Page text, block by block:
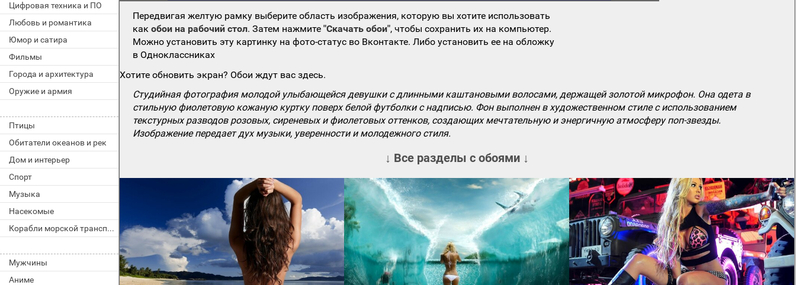
Цифровая техника и ПО
Любовь и романтика
Юмор и сатира
Фильмы
Города и архитектура
Оружие и армия
Птицы
Обитатели океанов и рек
Дом и интерьер
Спорт
Музыка
Насекомые
Корабли морской транспорт
Мужчины
Аниме
Передвигая желтую рамку выберите область изображения, которую вы хотите использовать
какобои на рабочий стол. Затем нажмите"Скачать обои", чтобы сохранить их на компьютер.
Можно установить эту картинку на фото-статус во Вконтакте. Либо установить ее на обложку
в Одноклассниках
Хотите обновить экран? Обои ждут вас здесь.
Студийная фотография молодой улыбающейся девушки с длинными каштановыми волосами, держащей золотой микрофон. Она одета в
стильную фиолетовую кожаную куртку поверх белой футболки с надписью. Фон выполнен в художественном стиле с использованием
текстурных разводов розовых, сиреневых и фиолетовых оттенков, создающих мечтательную и энергичную атмосферу поп-звезды.
Изображение передает дух музыки, уверенности и молодежного стиля.
↓ Все разделы с обоями ↓